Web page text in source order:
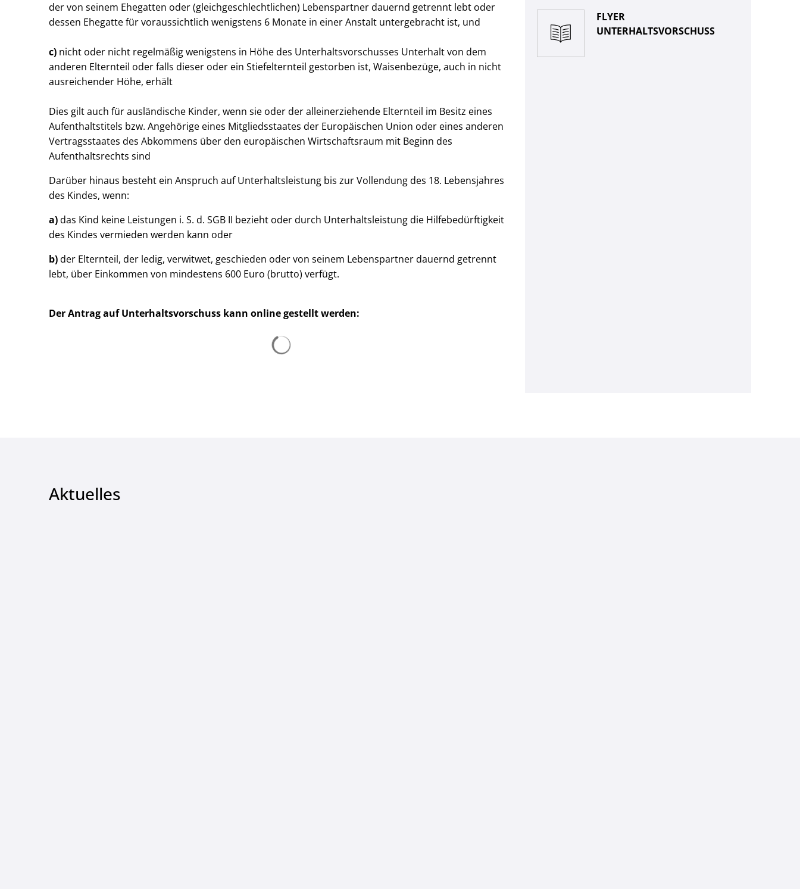
der von seinem Ehegatten oder (gleichgeschlechtlichen) Lebenspartner dauernd getrennt lebt oder
dessen Ehegatte für voraussichtlich wenigstens 6 Monate in einer Anstalt untergebracht ist, und
c) nicht oder nicht regelmäßig wenigstens in Höhe des Unterhaltsvorschusses Unterhalt von dem
anderen Elternteil oder falls dieser oder ein Stiefelternteil gestorben ist, Waisenbezüge, auch in nicht
ausreichender Höhe, erhält
Dies gilt auch für ausländische Kinder, wenn sie oder der alleinerziehende Elternteil im Besitz eines
Aufenthaltstitels bzw. Angehörige eines Mitgliedsstaates der Europäischen Union oder eines anderen
Vertragsstaates des Abkommens über den europäischen Wirtschaftsraum mit Beginn des
Aufenthaltsrechts sind
Darüber hinaus besteht ein Anspruch auf Unterhaltsleistung bis zur Vollendung des 18. Lebensjahres
des Kindes, wenn:
a)das Kind keine Leistungen i. S. d. SGB II bezieht oder durch Unterhaltsleistung die Hilfebedürftigkeit
des Kindes vermieden werden kann oder
b)der Elternteil, der ledig, verwitwet, geschieden oder von seinem Lebenspartner dauernd getrennt
lebt, über Einkommen von mindestens 600 Euro (brutto) verfügt.
Der Antrag auf Unterhaltsvorschuss kann online gestellt werden:
FLYER
UNTERHALTSVORSCHUSS
Aktuelles